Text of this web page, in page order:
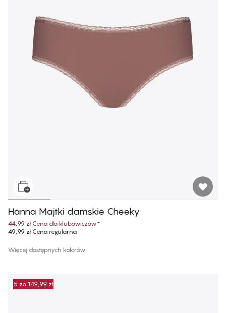
Hanna Majtki damskie Cheeky
44,99 zł Cena dla klubowiczów*
49,99 złCena regularna
Więcej dostępnych kolorów
5 za 149,99 zł